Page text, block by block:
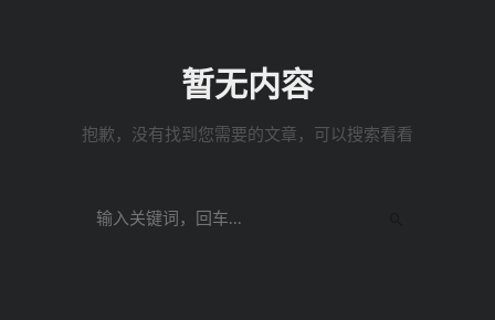
暂无内容
抱歉，没有找到您需要的文章，可以搜索看看